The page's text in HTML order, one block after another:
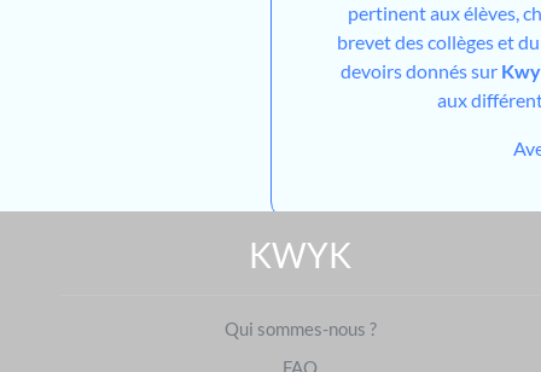
pertinent aux élèves,
brevet des collèges et
devoirs donnés sur
aux
KWYK
Qui sommes-nous ?
FAQ